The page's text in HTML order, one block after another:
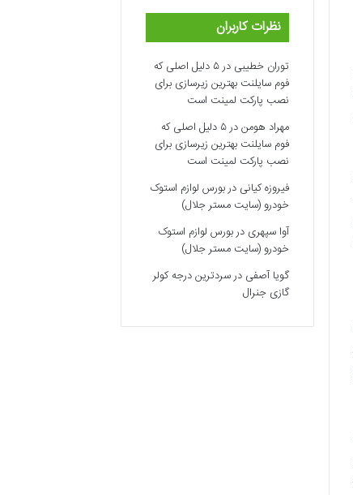
نظرات کاربران
توران خطیبی در
۵ دلیل اصلی که
فوم سایلنت بهترین زیرسازی برای
نصب پارکت لمینت است
مهراد هومندر
۵ دلیل اصلی که
فوم سایلنت بهترین زیرسازی برای
نصب پارکت لمینت است
فیروزه کیانی دربورس لوازم استوک
خودرو (سایت مستر جلال)
آوا سپهری دربورس لوازم استوک
خودرو (سایت مستر جلال)
گویا آصفی درسردترین درجه کولر
گازی جنرال